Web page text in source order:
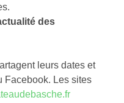
des
leurs dates et
Facebook. Les sites